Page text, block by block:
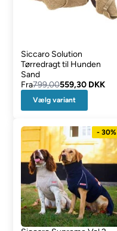
Siccaro Solution
Tørredragt til Hunden
Sand
Fra799,00559,30 DKK
Vælg variant
- 30%